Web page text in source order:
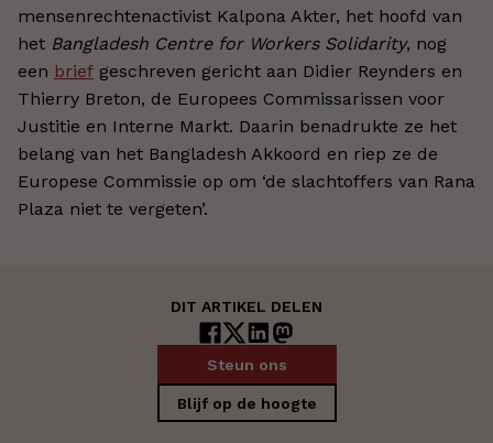
mensenrechtenactivist Kalpona Akter, het hoofd van
het Bangladesh Centre for Workers Solidarity, nog
een brief geschreven gericht aan Didier Reynders en
Thierry Breton, de Europees Commissarissen voor
Justitie en Interne Markt. Daarin benadrukte ze het
belang van het Bangladesh Akkoord en riep ze de
Europese Commissie op om ‘de slachtoffers van Rana
Plaza niet te vergeten’.
DIT ARTIKEL DELEN
Steun ons
Blijf op de hoogte